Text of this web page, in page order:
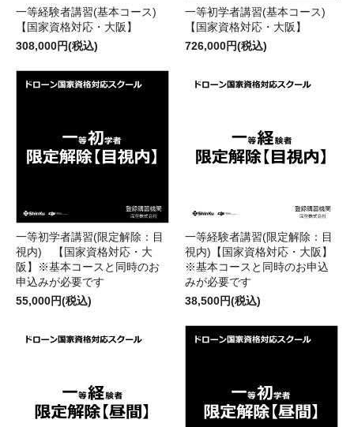
一等経験者講習(基本コース)
【国家資格対応・大阪】
308,000円(税込)
一等初学者講習(基本コース)
【国家資格対応・大阪】
726,000円(税込)
一等初学者講習(限定解除：目
視内) 【国家資格対応・大
阪】※基本コースと同時のお
申込みが必要です
55,000円(税込)
一等経験者講習(限定解除：目
視内)【国家資格対応・大阪】
※基本コースと同時のお申込
みが必要です
38,500円(税込)